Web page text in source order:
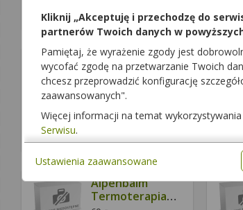
Dodaj do koszyka
Alpa Francówka
1 l
kosmetyk
Dostępność
Dodaj do koszyka
Alpenbalm
Termoterapia
Kliknij „Akceptuję i przechodzę do
partnerów Twoich danych w
Pamiętaj, że wyrażenie zgody jest
wycofać zgodę na przetwarzanie Twoich
chcesz przeprowadzić konfigurację
zaawansowanych".
Więcej informacji na temat
Serwisu.
Ustawienia zaawansowane